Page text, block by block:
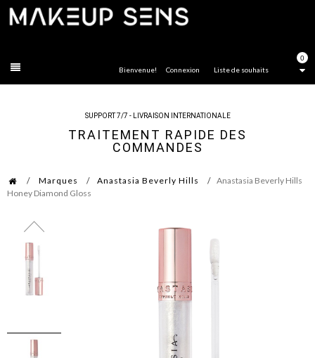
0
Liste de souhaits
Bienvenue! Connexion
SUPPORT 7/7 - LIVRAISON INTERNATIONALE
TRAITEMENT RAPIDE DES
COMMANDES
Marques Anastasia Beverly Hills
Anastasia Beverly Hills
Honey Diamond Gloss